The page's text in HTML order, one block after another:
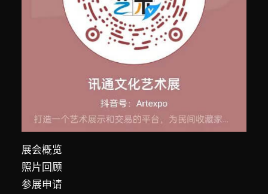
展会概览
照片回顾
参展申请